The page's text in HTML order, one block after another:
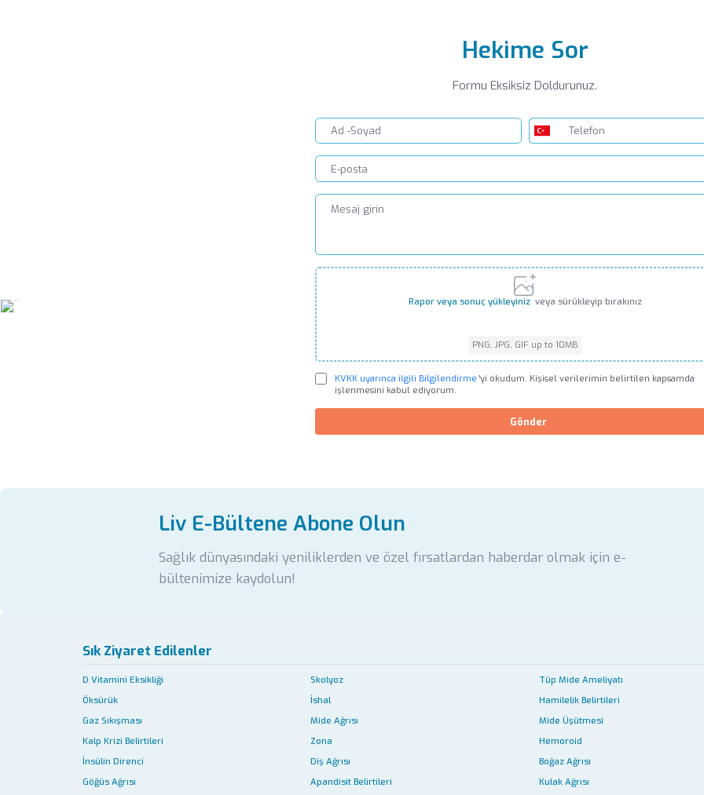
Hekime Sor
Formu Eksiksiz Doldurunuz.
Rapor veya sonuç yükleyinizveya sürükleyip bırakınız
PNG, JPG, GIF up to 10MB
KVKK uyarınca ilgili Bilgilendirme 'yi okudum. Kişisel verilerimin belirtilen kapsamda
işlenmesini kabul ediyorum.
Gönder
Liv E-Bültene Abone Olun
Sağlık dünyasındaki yeniliklerden ve özel fırsatlardan haberdar olmak için e-
bültenimize kaydolun!
Sık Ziyaret Edilenler
D Vitamini Eksikliği Skolyoz Tüp Mide Ameliyatı
Öksürük
İshal Hamilelik Belirtileri
Gaz Sıkışması
Mide Ağrısı Mide Üşütmesi
Kalp Krizi Belirtileri
Zona Hemoroid
İnsülin Direnci
Diş Ağrısı Boğaz Ağrısı
Göğüs Ağrısı
Apandisit Belirtileri Kulak Ağrısı